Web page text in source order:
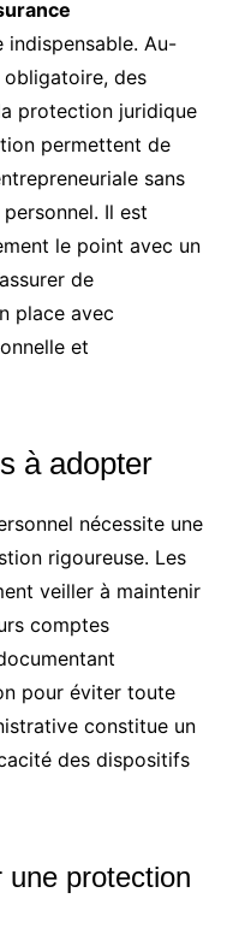
indispensable. Au-
des
protection juridique
permettent de
sans
Il est
le point avec un
de
place avec
et
à adopter
nécessite une
rigoureuse. Les
veiller à maintenir
comptes
pour éviter toute
constitue un
des dispositifs
une protection